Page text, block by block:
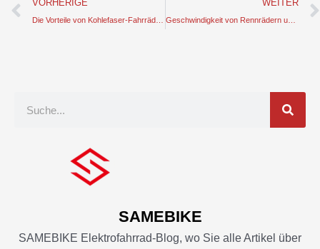
VORHERIGE
Die Vorteile von Kohlefaser-Fahrrädern erkunden - eine fabelhafte Erklärung
WEITER
Geschwindigkeit von Rennrädern und Mountainbikes - eine interessante Diskussion
SAMEBIKE
SAMEBIKE Elektrofahrrad-Blog, wo Sie alle Artikel über